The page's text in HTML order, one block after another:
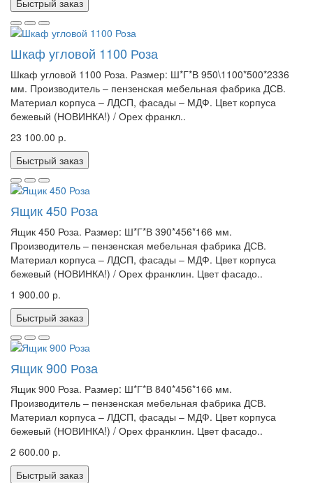
Быстрый заказ
Шкаф угловой 1100 Роза
Шкаф угловой 1100 Роза. Размер: Ш*Г*В 950\1100*500*2336
мм. Производитель – пензенская мебельная фабрика ДСВ.
Материал корпуса – ЛДСП, фасады – МДФ. Цвет корпуса
бежевый (НОВИНКА!) / Орех франкл..
23 100.00 р.
Быстрый заказ
Ящик 450 Роза
Ящик 450 Роза. Размер: Ш*Г*В 390*456*166 мм.
Производитель – пензенская мебельная фабрика ДСВ.
Материал корпуса – ЛДСП, фасады – МДФ. Цвет корпуса
бежевый (НОВИНКА!) / Орех франклин. Цвет фасадо..
1 900.00 р.
Быстрый заказ
Ящик 900 Роза
Ящик 900 Роза. Размер: Ш*Г*В 840*456*166 мм.
Производитель – пензенская мебельная фабрика ДСВ.
Материал корпуса – ЛДСП, фасады – МДФ. Цвет корпуса
бежевый (НОВИНКА!) / Орех франклин. Цвет фасадо..
2 600.00 р.
Быстрый заказ